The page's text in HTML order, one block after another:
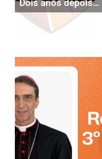
Dois anos depois…